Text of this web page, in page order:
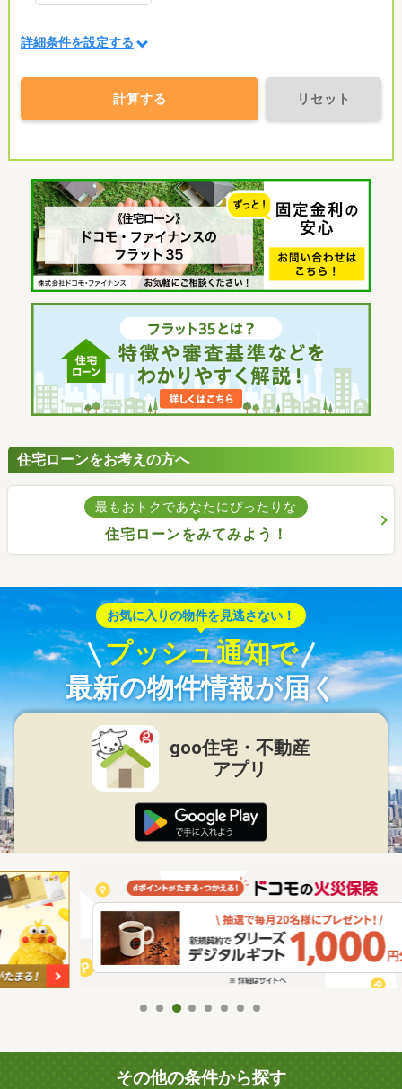
詳細条件を設定する
計算する リセット
住宅ローンをお考えの方へ
最もおトクであなたにぴったりな
住宅ローンをみてみよう！
お気に入りの物件を見逃さない！
プッシュ通知で
最新の物件情報が届く
goo住宅・不動産
アプリ
その他の条件から探す